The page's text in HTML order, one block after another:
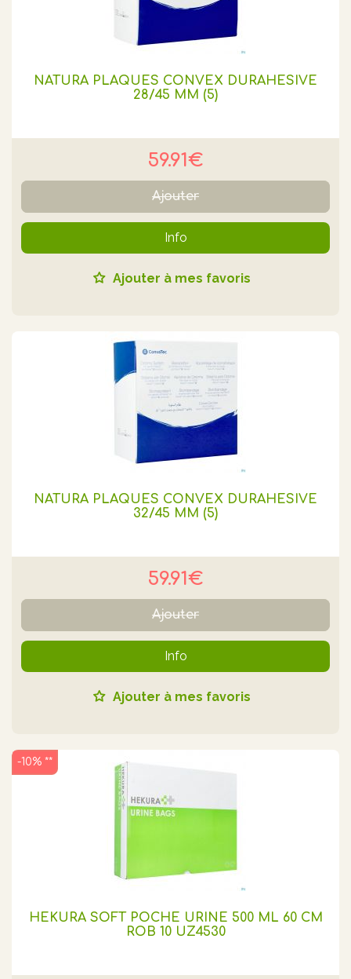
NATURA PLAQUES CONVEX DURAHESIVE
28/45 MM (5)
59.91€
Ajouter
Info
Ajouter à mes favoris
NATURA PLAQUES CONVEX DURAHESIVE
32/45 MM (5)
59.91€
Ajouter
Info
Ajouter à mes favoris
HEKURA SOFT POCHE URINE 500 ML 60 CM
ROB 10 UZ4530
-10% **